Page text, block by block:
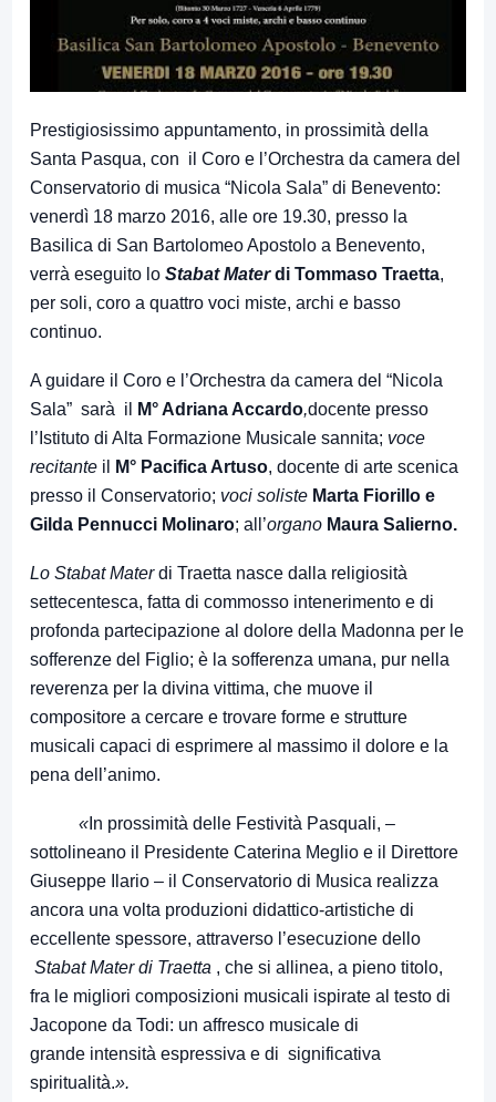
Prestigiosissimo appuntamento, in prossimità della
Santa Pasqua, con il Coro e l’Orchestra da camera del
Conservatorio di musica “Nicola Sala” di Benevento:
venerdì 18 marzo 2016, alle ore 19.30, presso la
Basilica di San Bartolomeo Apostolo a Benevento,
verrà eseguito lo Stabat Materdi Tommaso Traetta,
per soli, coro a quattro voci miste, archi e basso
continuo.
A guidare il Coro e l’Orchestra da camera del “Nicola
Sala” sarà il
M°Adriana Accardo,docente presso
l’Istituto di Alta Formazione Musicale sannita; voce
recitante il M° Pacifica Artuso, docente di arte scenica
presso il Conservatorio; voci soliste Marta Fiorillo e
Gilda Pennucci Molinaro; all’organo Maura Salierno.
Lo Stabat Materdi Traetta nasce dalla religiosità
settecentesca, fatta di commosso intenerimento e di
profonda partecipazione al dolore della Madonna per le
sofferenze del Figlio; è la sofferenza umana, pur nella
reverenza per la divina vittima, che muove il
compositore a cercare e trovare forme e strutture
musicali capaci di esprimere al massimo il dolore e la
pena dell’animo.
« In prossimità delle Festività Pasquali, –
sottolineano il Presidente Caterina Meglio e il Direttore
Giuseppe Ilario – il Conservatorio di Musica realizza
ancora una volta produzioni didattico-artistiche di
eccellente spessore, attraverso l’esecuzione dello
Stabat Mater di Traetta , che si allinea, a pieno titolo,
fra le migliori composizioni musicali ispirate al testo di
Jacopone da Todi: un affresco musicale di
grande intensità espressiva e di significativa
spiritualità.».